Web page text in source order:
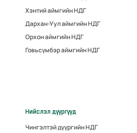
Хэнтий аймгийн НДГ
Дархан-Уул аймгийн НДГ
Орхон аймгийн НДГ
Говьсүмбэр аймгийн НДГ
Нийслэл дүүргүүд
Чингэлтэй дүүргийн НДГ